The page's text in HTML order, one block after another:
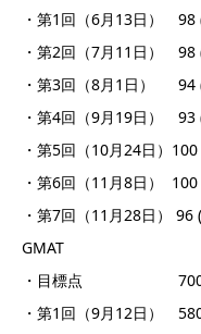
・第1回（6月13日） 98
・第2回（7月11日） 98
・第3回（8月1日） 94
・第4回（9月19日） 93
・第5回（10月24日）
・第6回（11月8日）
・第7回（11月28日）
GMAT
・目標点 700
・第1回（9月12日）